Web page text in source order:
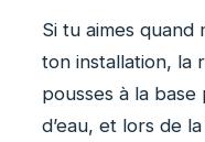
Si tu aimes
ton installation, la
pousses à la base
d’eau, et lors de